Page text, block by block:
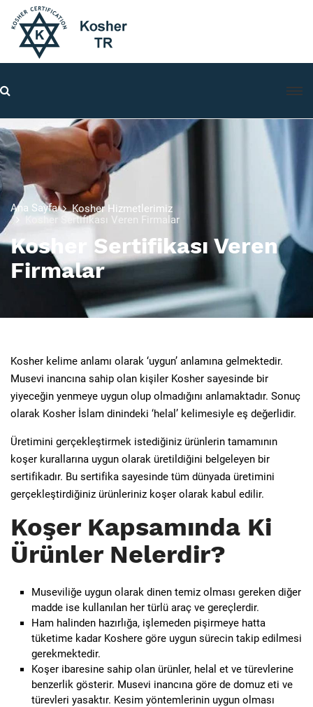
Ana Sayfa
Kosher Hizmetlerimiz
Kosher Sertifikası Veren Firmalar
Kosher Sertifikası Veren
Firmalar
Kosher kelime anlamı olarak ‘uygun’ anlamına gelmektedir.
Musevi inancına sahip olan kişiler Kosher sayesinde bir
yiyeceğin yenmeye uygun olup olmadığını anlamaktadır. Sonuç
olarak Kosher İslam dinindeki ‘helal’ kelimesiyle eş değerlidir.
Üretimini gerçekleştirmek istediğiniz ürünlerin tamamının
koşer kurallarına uygun olarak üretildiğini belgeleyen bir
sertifikadır. Bu sertifika sayesinde tüm dünyada üretimini
gerçekleştirdiğiniz ürünleriniz koşer olarak kabul edilir.
Koşer Kapsamında Ki
Ürünler Nelerdir?
Museviliğe uygun olarak dinen temiz olması gereken diğer
madde ise kullanılan her türlü araç ve gereçlerdir.
Ham halinden hazırlığa, işlemeden pişirmeye hatta
tüketime kadar Koshere göre uygun sürecin takip edilmesi
gerekmektedir.
Koşer ibaresine sahip olan ürünler, helal et ve türevlerine
benzerlik gösterir. Musevi inancına göre de domuz eti ve
türevleri yasaktır. Kesim yöntemlerinin uygun olması